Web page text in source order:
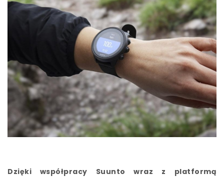
Dzięki współpracy Suunto wraz z platformą